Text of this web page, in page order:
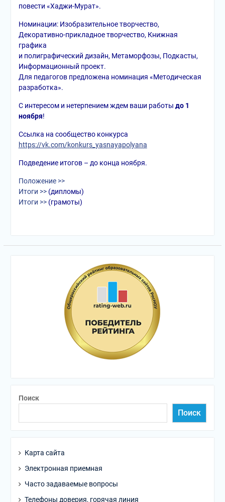
повести «Хаджи-Мурат».
Номинации: Изобразительное творчество,
Декоративно-прикладное творчество, Книжная
графика
и полиграфический дизайн, Метаморфозы, Подкасты,
Информационный проект.
Для педагогов предложена номинация «Методическая
разработка».
С интересом и нетерпением ждем ваши работы до 1
ноября!
Ссылка на сообщество конкурса
https://vk.com/konkurs_yasnayapolyana
Подведение итогов – до конца ноября.
Положение >>
Итоги >> (дипломы)
Итоги >>(грамоты)
Поиск
Поиск
Карта сайта
Электронная приемная
Часто задаваемые вопросы
Телефоны доверия, горячая линия